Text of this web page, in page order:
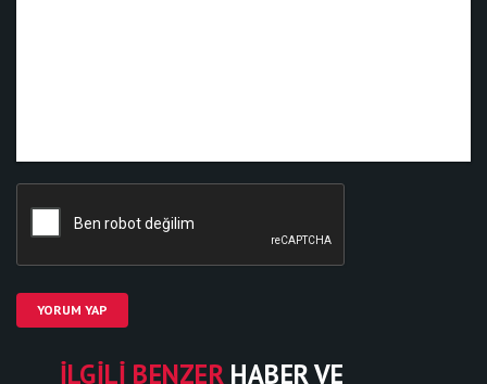
YORUM YAP
İLGILI BENZERHABER VE